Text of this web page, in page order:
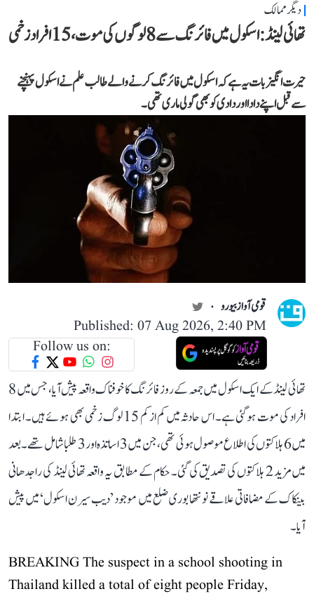
دیگر ممالک
تھائی لینڈ: اسکول میں فائرنگ سے 8 لوگوں کی موت، 15 افراد زخمی
حیرت انگیز بات یہ ہے کہ اسکول میں فائرنگ کرنے والے طالب علم نے اسکول پہنچنے
سے قبل اپنے دادا اور دادی کو بھی گولی ماری تھی۔
قومی آواز بیورو
Published: 07 Aug 2026, 2:40 PM
Follow us on:
تھائی لینڈ کے ایک اسکول میں جمعہ کے روز فائرنگ کا خوفناک واقعہ پیش آیا، جس میں 8
افراد کی موت ہو گئی ہے۔ اس حادثہ میں کم از کم 15 لوگ زخمی بھی ہوئے ہیں۔ ابتدا
میں 6 ہلاکتوں کی اطلاع موصول ہوئی تھی، جن میں 3 اساتذہ اور 3 طلبا شامل تھے۔ بعد
میں مزید 2 ہلاکتوں کی تصدیق کی گئی۔ حکام کے مطابق یہ واقعہ تھائی لینڈ کی راجدھانی
بینکاک کے مضافاتی علاقے نونتھابوری ضلع میں موجود ’دیب سیرن اسکول‘ میں پیش
آیا۔
BREAKING The suspect in a school shooting in
Thailand killed a total of eight people Friday,